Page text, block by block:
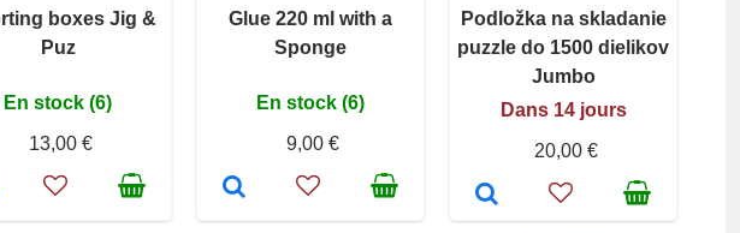
boxes Jig &
Puz
En stock (6)
13,00 €
Glue 220 ml with a
Sponge
En stock (6)
9,00 €
Podložka na skladanie
puzzle do 1500 dielikov
Jumbo
Dans 14 jours
20,00 €